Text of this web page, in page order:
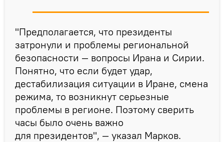
"Предполагается, что президенты
затронули и проблемы региональной
безопасности — вопросы Ирана и Сирии.
Понятно, что если будет удар,
дестабилизация ситуации в Иране, смена
режима, то возникнут серьезные
проблемы в регионе. Поэтому сверить
часы было очень важно
для президентов", — указал Марков.